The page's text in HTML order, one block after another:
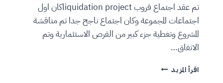
تم عقد اجتماع قروب liquidation projectكان اول
اجتماعات المجموعة وكان اجتماع ناجح جدا تم مناقشة
المشروع وتغطية جزء كبير من الفرص الاستثمارية وتم
الاتفاق…
اقرأ المزيد